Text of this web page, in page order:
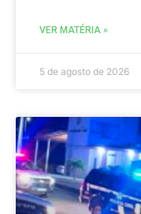
VER MATÉRIA »
5 de agosto de 2026